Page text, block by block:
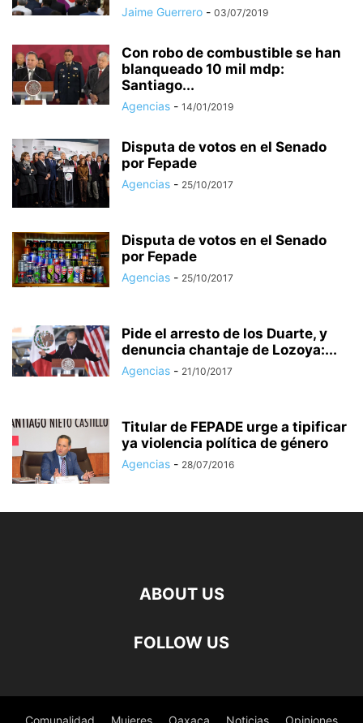
Jaime Guerrero - 03/07/2019
Con robo de combustible se han
blanqueado 10 mil mdp:
Santiago...
Agencias - 14/01/2019
Disputa de votos en el Senado
por Fepade
Agencias - 25/10/2017
Disputa de votos en el Senado
por Fepade
Agencias - 25/10/2017
Pide el arresto de los Duarte, y
denuncia chantaje de Lozoya:...
Agencias - 21/10/2017
Titular de FEPADE urge a tipificar
ya violencia política de género
Agencias - 28/07/2016
ABOUT US
FOLLOW US
Comunalidad Mujeres Oaxaca Noticias Opiniones